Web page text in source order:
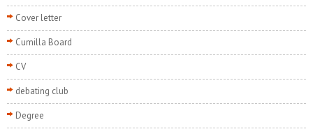
Cover letter
Cumilla Board
CV
debating club
Degree